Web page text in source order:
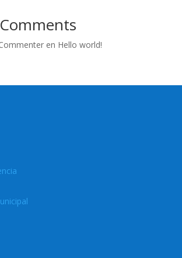
en Hello world!